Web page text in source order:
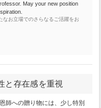
May your new position
なお立場でのさらなるご活躍をお
と存在感を重視
師への贈り物には、少し特別